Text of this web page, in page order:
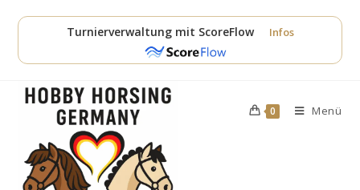
Inhalt
Turnierverwaltung mit ScoreFlow Infos
0 Menü